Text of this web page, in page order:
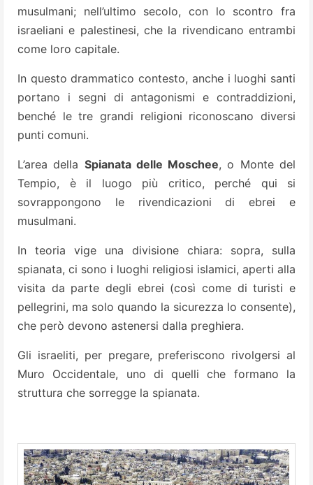
musulmani; nell’ultimo secolo, con lo scontro fra
israeliani e palestinesi, che la rivendicano entrambi
come loro capitale.
In questo drammatico contesto, anche i luoghi santi
portano i segni di antagonismi e contraddizioni,
benché le tre grandi religioni riconoscano diversi
punti comuni.
L’area della Spianata delle Moschee, o Monte del
Tempio, è il luogo più critico, perché qui si
sovrappongono le rivendicazioni di ebrei e
musulmani.
In teoria vige una divisione chiara: sopra, sulla
spianata, ci sono i luoghi religiosi islamici, aperti alla
visita da parte degli ebrei (così come di turisti e
pellegrini, ma solo quando la sicurezza lo consente),
che però devono astenersi dalla preghiera.
Gli israeliti, per pregare, preferiscono rivolgersi al
Muro Occidentale, uno di quelli che formano la
struttura che sorregge la spianata.